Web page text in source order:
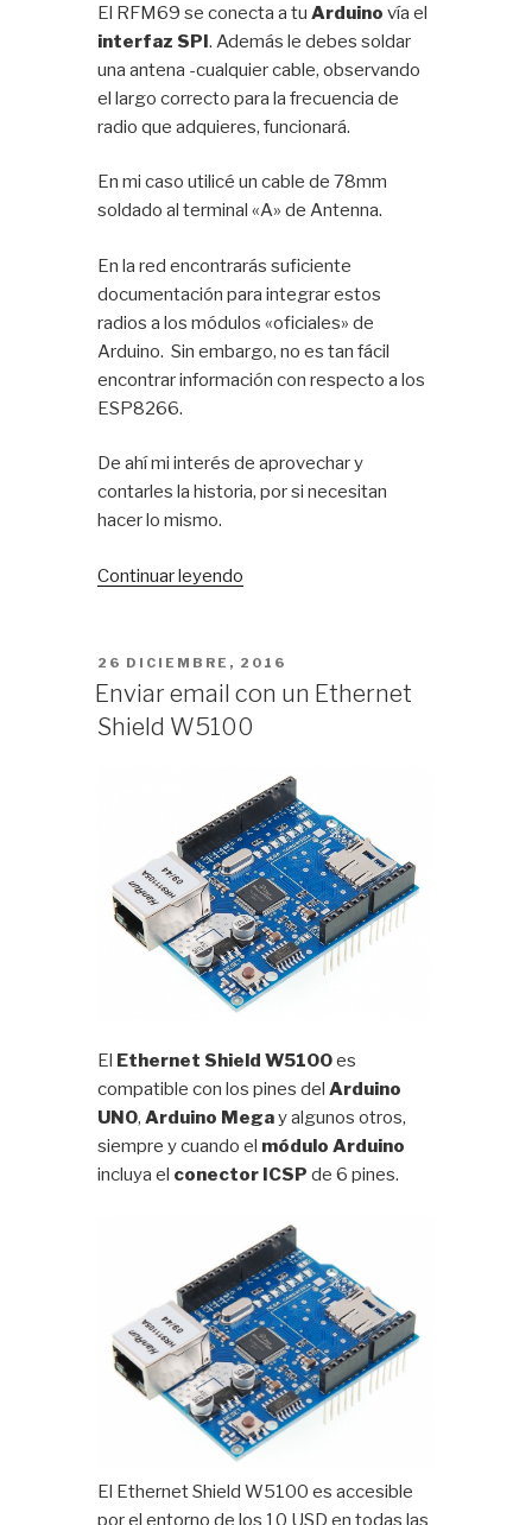
El RFM69 se conecta a tuArduino vía el
interfaz SPI. Además le debes soldar
una antena -cualquier cable, observando
el largo correcto para la frecuencia de
radio que adquieres, funcionará.
En mi caso utilicé un cable de 78mm
soldado al terminal «A» de Antenna.
En la red encontrarás suficiente
documentación para integrar estos
radios a los módulos «oficiales» de
Arduino. Sin embargo, no es tan fácil
encontrar información con respecto a los
ESP8266.
De ahí mi interés de aprovechar y
contarles la historia, por si necesitan
hacer lo mismo.
Continuar leyendo
HCW
transceptor
digital»
PUBLICADO
EL
26 DICIEMBRE, 2016
Enviar email con un Ethernet
Shield W5100
El Ethernet Shield W5100es
compatible con los pines delArduino
UNO,Arduino Megay algunos otros,
siempre y cuando el módulo Arduino
incluya el conector ICSP de 6 pines.
El Ethernet Shield W5100 es accesible
por el entorno de los 10 USD en todas las